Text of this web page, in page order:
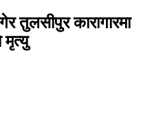
तुलसीपुर कारागारमा
मृत्यु